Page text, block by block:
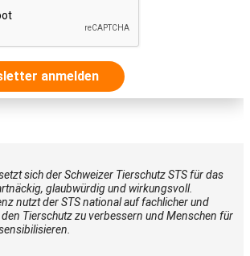
anmelden
sich der Schweizer Tierschutz STS für das
glaubwürdig und wirkungsvoll.
nutzt der STS national auf fachlicher und
Tierschutz zu verbessern und Menschen für